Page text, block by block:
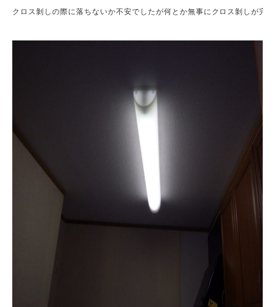
クロス剝しの際に落ちないか不安でしたが何とか無事にクロス剝しが完